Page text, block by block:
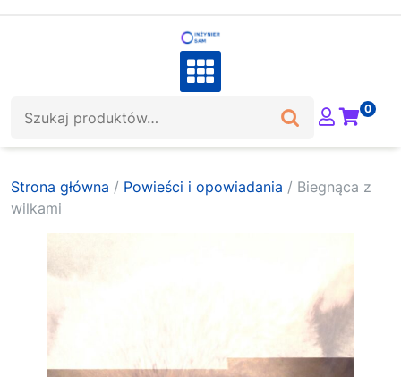
0
Strona główna / Powieści i opowiadania / Biegnąca z
wilkami